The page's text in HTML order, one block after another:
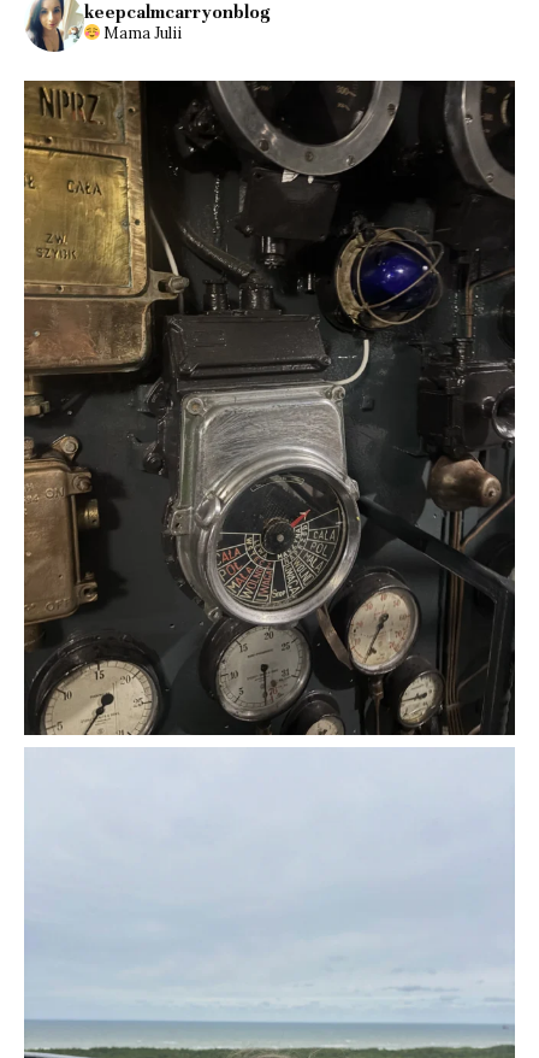
keepcalmcarryonblog
Mama Julii